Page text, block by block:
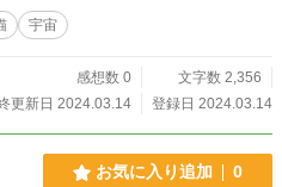
宇宙
感想数 0
文字数 2,356
更新日 2024.03.14
登録日 2024.03.14
お気に入り追加 0